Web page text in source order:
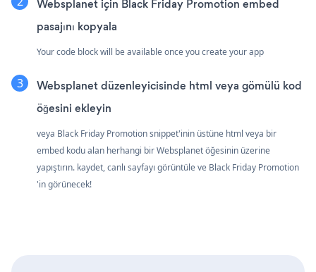
Websplanet için Black Friday Promotion embed
pasajını kopyala
Your code block will be available once you create your app
Websplanet düzenleyicisinde html veya gömülü kod
öğesini ekleyin
veya Black Friday Promotion snippet'inin üstüne html veya bir
embed kodu alan herhangi bir Websplanet öğesinin üzerine
yapıştırın. kaydet, canlı sayfayı görüntüle ve Black Friday Promotion
'in görünecek!